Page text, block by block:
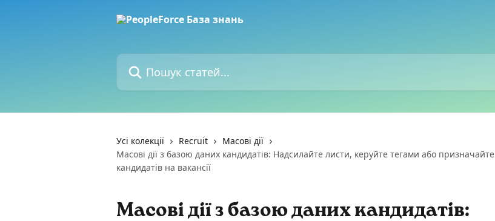
Пошук статей...
Усі колекції Recruit
Масові дії
Масові дії з базою даних кандидатів: Надсилайте листи, керуйте тегами або призначайте
кандидатів на вакансії
Масові дії з базою даних кандидатів: